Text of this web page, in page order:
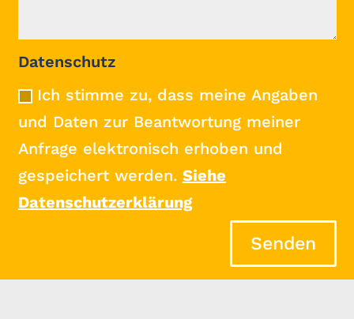
Datenschutz
Ich stimme zu, dass meine Angaben
und Daten zur Beantwortung meiner
Anfrage elektronisch erhoben und
gespeichert werden. Siehe
Datenschutzerklärung
Senden